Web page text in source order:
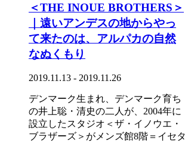
＜THE INOUE BROTHERS＞
｜遠いアンデスの地からやっ
て来たのは、アルパカの自然
なぬくもり
2019.11.13 - 2019.11.26
デンマーク生まれ、デンマーク育ち
の井上聡・清史の二人が、2004年に
設立したスタジオ＜ザ・イノウエ・
ブラザーズ＞がメンズ館8階＝イセタ